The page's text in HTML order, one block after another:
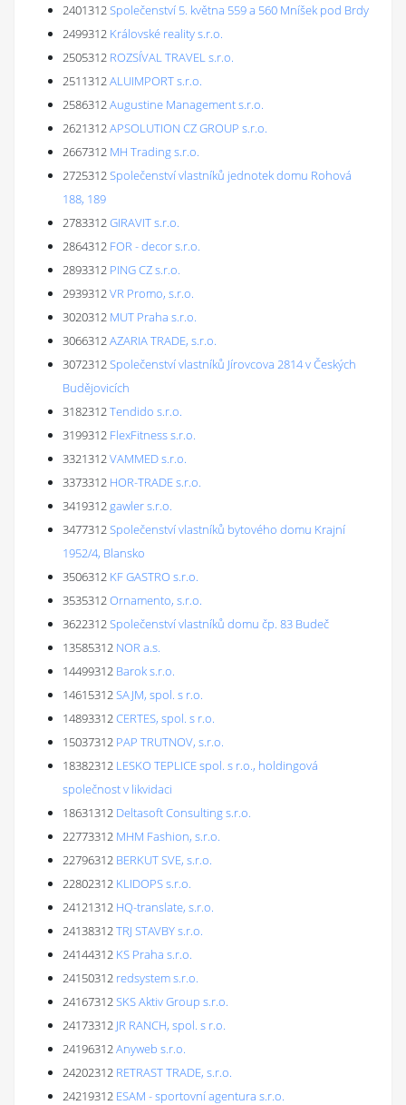
2401312Společenství 5. května 559 a 560 Mníšek pod Brdy
2499312 Královské reality s.r.o.
2505312 ROZSÍVAL TRAVEL s.r.o.
2511312ALUIMPORT s.r.o.
2586312Augustine Management s.r.o.
2621312APSOLUTION CZ GROUP s.r.o.
2667312 MH Trading s.r.o.
2725312Společenství vlastníků jednotek domu Rohová
188, 189
2783312GIRAVIT s.r.o.
2864312 FOR - decor s.r.o.
2893312 PING CZ s.r.o.
2939312VR Promo, s.r.o.
3020312 MUT Praha s.r.o.
3066312AZARIA TRADE, s.r.o.
3072312Společenství vlastníků Jírovcova 2814 v Českých
Budějovicích
3182312Tendido s.r.o.
3199312 FlexFitness s.r.o.
3321312VAMMED s.r.o.
3373312 HOR-TRADE s.r.o.
3419312gawler s.r.o.
3477312Společenství vlastníků bytového domu Krajní
1952/4, Blansko
3506312 KF GASTRO s.r.o.
3535312Ornamento, s.r.o.
3622312Společenství vlastníků domu čp. 83 Budeč
13585312 NOR a.s.
14499312 Barok s.r.o.
14615312SAJM, spol. s r.o.
14893312CERTES, spol. s r.o.
15037312 PAP TRUTNOV, s.r.o.
18382312 LESKO TEPLICE spol. s r.o., holdingová
společnost v likvidaci
18631312 Deltasoft Consulting s.r.o.
22773312 MHM Fashion, s.r.o.
22796312 BERKUT SVE, s.r.o.
22802312 KLIDOPS s.r.o.
24121312 HQ-translate, s.r.o.
24138312TRJ STAVBY s.r.o.
24144312 KS Praha s.r.o.
24150312 redsystem s.r.o.
24167312SKS Aktiv Group s.r.o.
24173312 JR RANCH, spol. s r.o.
24196312Anyweb s.r.o.
24202312 RETRAST TRADE, s.r.o.
24219312 ESAM - sportovní agentura s.r.o.